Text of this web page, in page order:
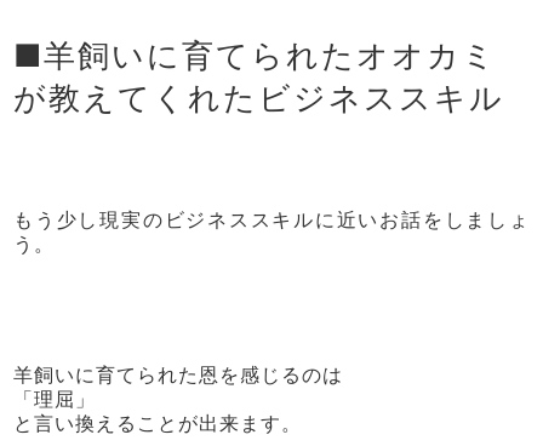
■羊飼いに育てられたオオカミ
が教えてくれたビジネススキル
もう少し現実のビジネススキルに近いお話をしましょ
う。
羊飼いに育てられた恩を感じるのは
「理屈」
と言い換えることが出来ます。